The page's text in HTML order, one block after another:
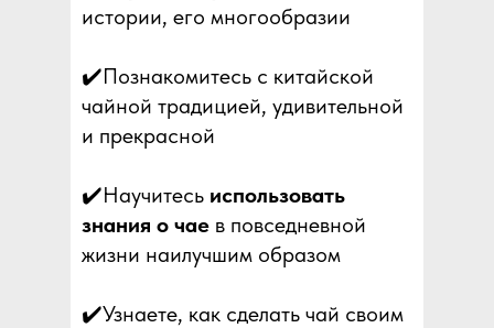
истории, его многообразии
✔️Познакомитесь с китайской
чайной традицией, удивительной
и прекрасной
✔️Научитесь использовать
знания о чае в повседневной
жизни наилучшим образом
✔️Узнаете, как сделать чай своим